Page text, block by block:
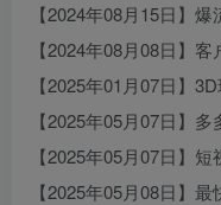
【2024年08月15日】
【2024年08月08日】
【2025年01月07日】
【2025年05月07日】
【2025年05月07日】
【2025年05月08日】